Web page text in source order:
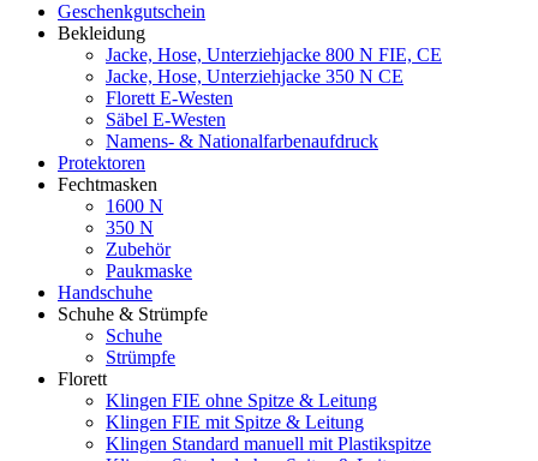
Geschenkgutschein
Bekleidung
Jacke, Hose, Unterziehjacke 800 N FIE, CE
Jacke, Hose, Unterziehjacke 350 N CE
Florett E-Westen
Säbel E-Westen
Namens- & Nationalfarbenaufdruck
Protektoren
Fechtmasken
1600 N
350 N
Zubehör
Paukmaske
Handschuhe
Schuhe & Strümpfe
Schuhe
Strümpfe
Florett
Klingen FIE ohne Spitze & Leitung
Klingen FIE mit Spitze & Leitung
Klingen Standard manuell mit Plastikspitze